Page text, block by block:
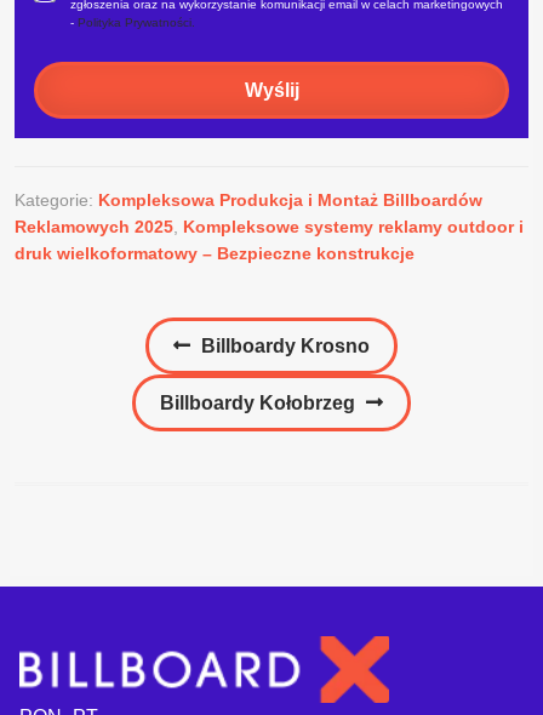
zgłoszenia oraz na wykorzystanie komunikacji email w celach marketingowych
- Polityka Prywatności.
Wyślij
Kategorie: Kompleksowa Produkcja i Montaż Billboardów
Reklamowych 2025 Kompleksowe systemy reklamy outdoor i
druk wielkoformatowy – Bezpieczne konstrukcje
Nawigacja Poprzedni
wpis:
Billboardy Krosno
Następny
wpis:
Billboardy Kołobrzeg